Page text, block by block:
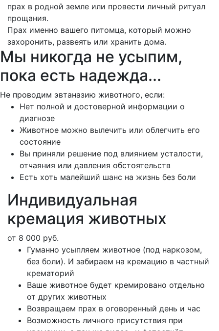
прах в родной земле или провести личный ритуал
прощания.
Прах именно вашего питомца, который можно
захоронить, развеять или хранить дома.
Мы никогда не усыпим,
пока есть надежда...
Не проводим эвтаназию животного, если:
Нет полной и достоверной информации о
диагнозе
Животное можно вылечить или облегчить его
состояние
Вы приняли решение под влиянием усталости,
отчаяния или давления обстоятельств
Есть хоть малейший шанс на жизнь без боли
Индивидуальная
кремация животных
от 8 000 руб.
Гуманно усыпляем животное (под наркозом,
без боли). И забираем на кремацию в частный
крематорий
Ваше животное будет кремировано отдельно
от других животных
Возвращаем прах в оговоренный день и час
Возможность личного присутствия при